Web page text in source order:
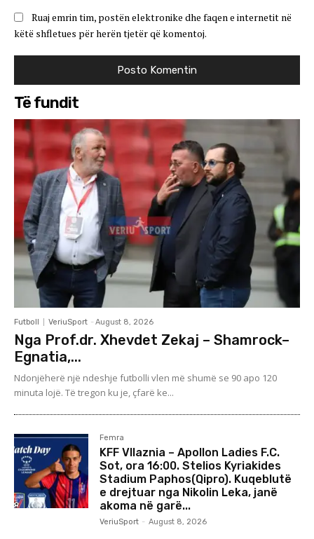
Ruaj emrin tim, postën elektronike dhe faqen e internetit në
këtë shfletues për herën tjetër që komentoj.
Të fundit
Futboll VeriuSport - August 8, 2026
Nga Prof.dr. Xhevdet Zekaj – Shamrock–
Egnatia,...
Ndonjëherë një ndeshje futbolli vlen më shumë se 90 apo 120
minuta lojë. Të tregon ku je, çfarë ke...
Femra
KFF Vllaznia – Apollon Ladies F.C.
Sot, ora 16:00. Stelios Kyriakides
Stadium Paphos(Qipro). Kuqeblutë
e drejtuar nga Nikolin Leka, janë
akoma në garë...
VeriuSport - August 8, 2026